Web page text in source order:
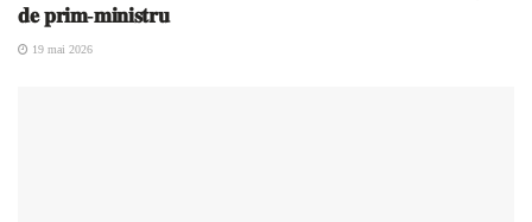
𝐝𝐞 𝐩𝐫𝐢𝐦-𝐦𝐢𝐧𝐢𝐬𝐭𝐫𝐮
19 mai 2026